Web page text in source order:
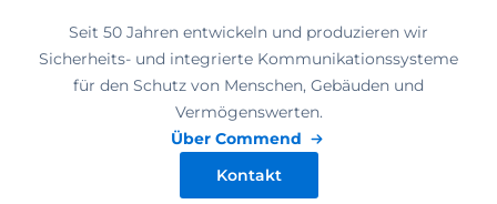
Seit 50 Jahren entwickeln und produzieren wir
Sicherheits- und integrierte Kommunikationssysteme
für den Schutz von Menschen, Gebäuden und
Vermögenswerten.
Über Commend
Kontakt